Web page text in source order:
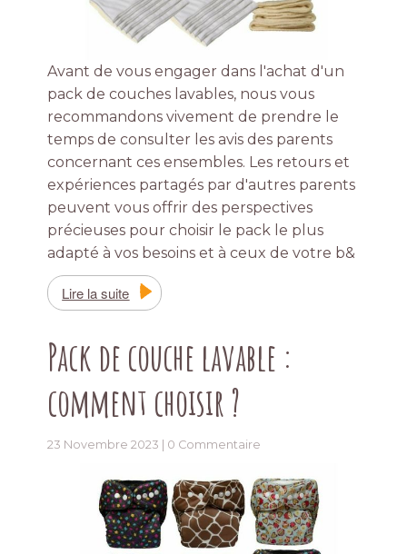
Avant de vous engager dans l'achat d'un
pack de couches lavables, nous vous
recommandons vivement de prendre le
temps de consulter les avis des parents
concernant ces ensembles. Les retours et
expériences partagés par d'autres parents
peuvent vous offrir des perspectives
précieuses pour choisir le pack le plus
adapté à vos besoins et à ceux de votre b&
Lire la suite
Pack de couche lavable :
comment choisir ?
23 Novembre 2023 | 0 Commentaire